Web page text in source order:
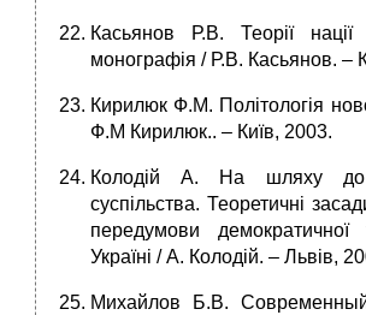
Касьянов Р.В. Теорії нації
монографія / Р.В. Касьянов. –
Кирилюк Ф.М. Політологія
Ф.М Кирилюк.. – Київ, 2003.
Колодій А. На шляху до
суспільства. Теоретичні
передумови демократичної
Україні / А. Колодій. – Львів,
Михайлов Б.В.